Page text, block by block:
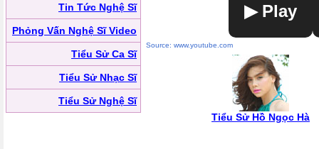
Tin Tức Nghệ Sĩ
Phỏng Vấn Nghệ Sĩ Video
Tiểu Sử Ca Sĩ
Tiểu Sử Nhạc Sĩ
Tiểu Sử Nghệ Sĩ
▶ Play
Source: www.youtube.com
Tiểu Sử Hồ Ngọc Hà